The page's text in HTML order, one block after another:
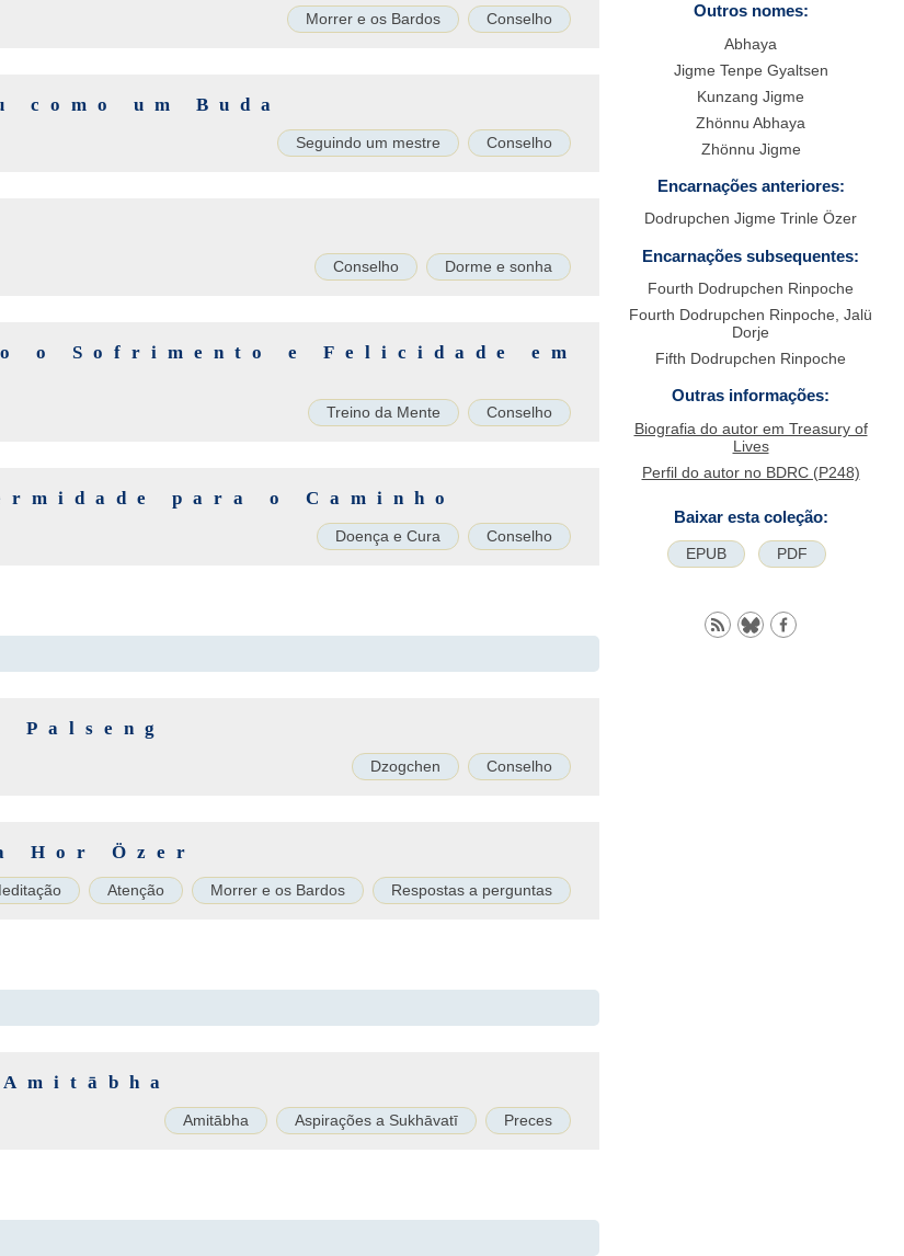
Morrer e os Bardos Conselho
como um Buda
Seguindo um mestre Conselho
Conselho Dorme e sonha
o Sofrimento e Felicidade em
Treino da Mente Conselho
para o Caminho
Doença e Cura Conselho
Palseng
Dzogchen Conselho
Hor Özer
Atenção Morrer e os Bardos Respostas a perguntas
Amitābha Aspirações a Sukhāvatī Preces
Outros nomes:
Abhaya
Jigme Tenpe Gyaltsen
Kunzang Jigme
Zhönnu Abhaya
Zhönnu Jigme
Encarnações anteriores:
Dodrupchen Jigme Trinle Özer
Encarnações subsequentes:
Fourth Dodrupchen Rinpoche
Fourth Dodrupchen Rinpoche, Jalü
Dorje
Fifth Dodrupchen Rinpoche
Outras informações:
Biografia do autor em Treasury of
Lives
Perfil do autor no BDRC (P248)
Baixar esta coleção:
EPUB PDF